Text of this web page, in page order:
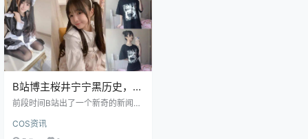
B站博主桜井宁宁黑历史，桜
井宁宁B站直播翻车
前段时间B站出了一个新奇的新闻，
入驻就获得了10多万的粉丝，不过
在首次直播之后就翻车了。大家可
COS资讯